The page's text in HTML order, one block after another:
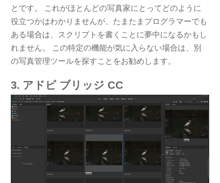
とです。 これがほとんどの写真家にとってどのように
役立つかはわかりませんが、たまたまプログラマーでも
ある場合は、スクリプトを書くことに夢中になるかもし
れません。 この特定の機能が気に入らない場合は、別
の写真管理ツールを探すことをお勧めします。
3. アドビ ブリッジ CC